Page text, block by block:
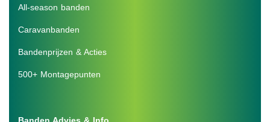
All-season banden
Caravanbanden
Bandenprijzen & Acties
500+ Montagepunten
Banden Advies & Info